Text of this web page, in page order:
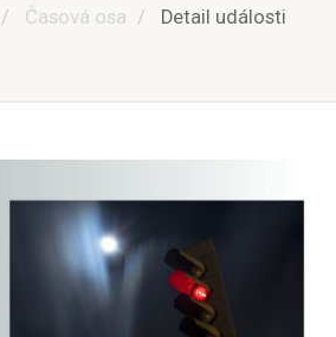
Časová osa Detail události